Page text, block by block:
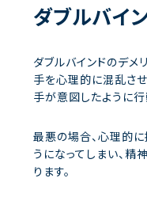
ダブルバイ
ダブルバインドのデメ
手を心理的に混乱させ
手が意図したように行
最悪の場合、心理的
うになってしまい、精
ります。